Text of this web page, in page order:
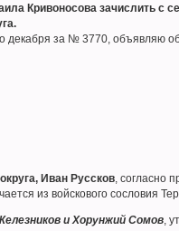
Кривоносова зачислить с
декабря за № 3770, объявляю
Иван Руссков ,
из войскового сословия
и Хорунжий Сомов ,